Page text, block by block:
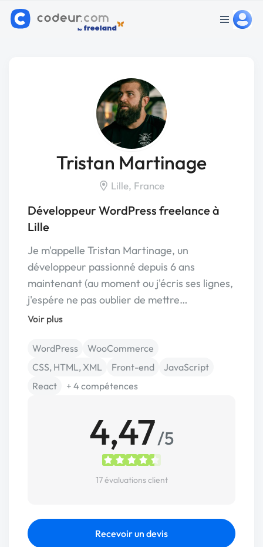
Tristan Martinage
Lille, France
Développeur WordPress freelance à
Lille
Je m'appelle Tristan Martinage, un
développeur passionné depuis 6 ans
maintenant (au moment ou j'écris ses lignes,
j'espére ne pas oublier de mettre…
Voir plus
WordPress
WooCommerce
CSS, HTML, XML
Front-end
JavaScript
React
+ 4 compétences
4,47/5
17 évaluations client
Recevoir un devis